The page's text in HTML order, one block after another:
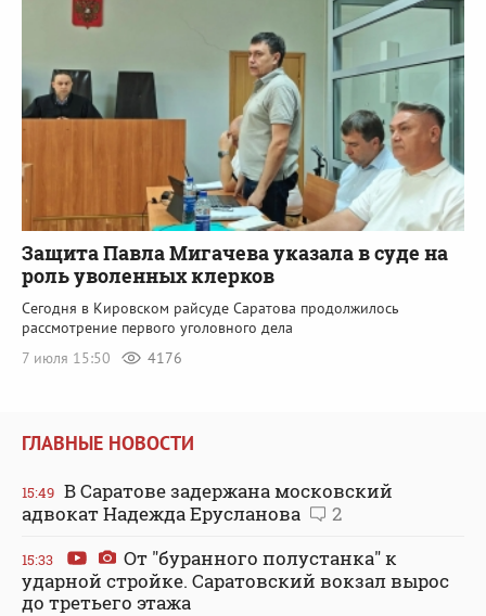
Защита Павла Мигачева указала в суде на
роль уволенных клерков
Сегодня в Кировском райсуде Саратова продолжилось
рассмотрение первого уголовного дела
7 июля 15:50
4176
ГЛАВНЫЕ НОВОСТИ
15:49 В Саратове задержана московский
адвокат Надежда Ерусланова
2
15:33
От "буранного полустанка" к
ударной стройке. Саратовский вокзал вырос
до третьего этажа